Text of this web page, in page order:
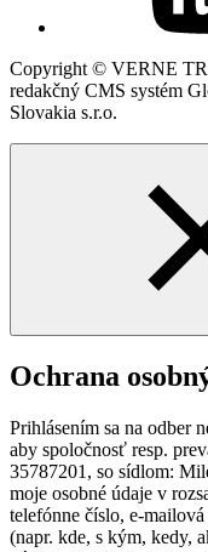
Copyright © VERNE
redakčný CMS systém
Slovakia s.r.o.
Ochrana
Prihlásením sa na odber
aby spoločnosť resp.
35787201, so sídlom:
moje osobné údaje v
telefónne číslo, e-
(napr. kde, s kým, kedy,